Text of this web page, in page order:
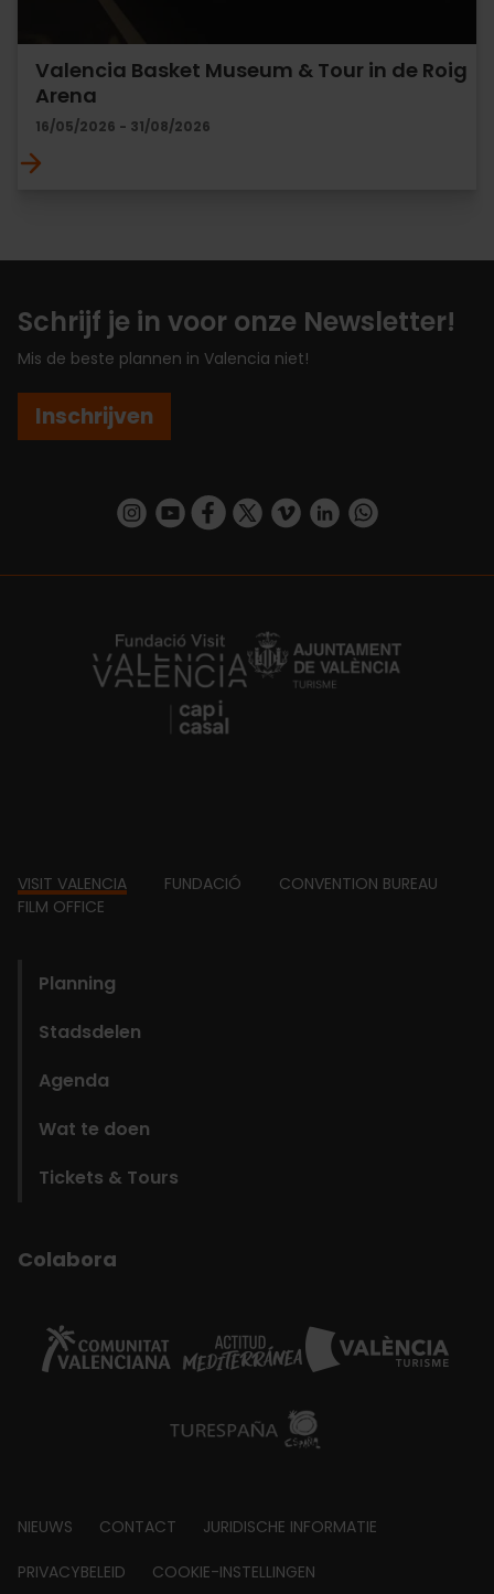
Valencia Basket Museum & Tour in de Roig
Arena
16/05/2026 - 31/08/2026
Schrijf je in voor onze Newsletter!
Mis de beste plannen in Valencia niet!
Inschrijven
https://www.instagram.com/visit_valencia/
https://www.youtube.com/user/
https://www.facebook.com/
https://twitter.com/
https://vimeo.com/
https://www.linkedin.com/company/turismo-valencia/https://api.whatsapp.com/send/
https://fundacion.visitvalencia.com/
Footer
VISIT VALENCIA FUNDACIÓ
CONVENTION BUREAU
FILM OFFICE
Planning
Stadsdelen
Agenda
Wat te doen
Tickets & Tours
Colabora
Footer
about
NIEUWS CONTACT JURIDISCHE INFORMATIE
PRIVACYBELEID COOKIE-INSTELLINGEN